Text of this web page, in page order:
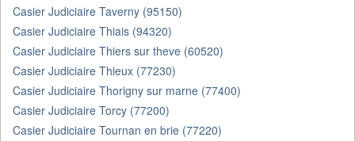
Casier Judiciaire Taverny (95150)
Casier Judiciaire Thiais (94320)
Casier Judiciaire Thiers sur theve (60520)
Casier Judiciaire Thieux (77230)
Casier Judiciaire Thorigny sur marne (77400)
Casier Judiciaire Torcy (77200)
Casier Judiciaire Tournan en brie (77220)